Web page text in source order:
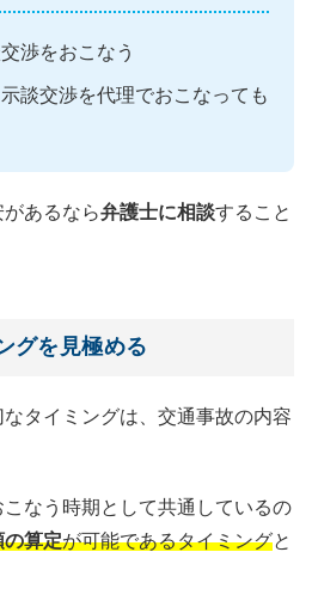
渉をおこなう
談交渉を代理でおこなっても
あるなら弁護士に相談すること
グを見極める
タイミングは、交通事故の内容
なう時期として共通しているの
の算定が可能であるタイミングと